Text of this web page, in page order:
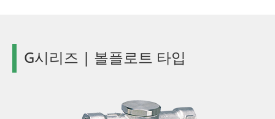
G시리즈 | 볼플로트 타입